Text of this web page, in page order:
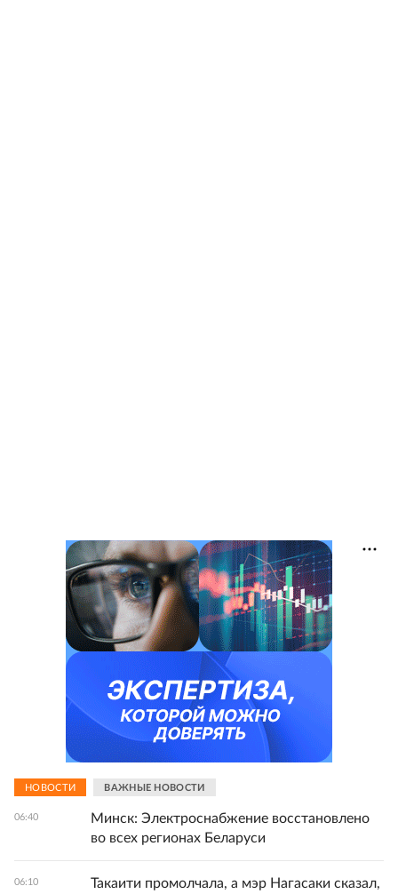
НОВОСТИ ВАЖНЫЕ НОВОСТИ
06:40
Минск: Электроснабжение восстановлено
во всех регионах Беларуси
06:10
Такаити промолчала, а мэр Нагасаки сказал,